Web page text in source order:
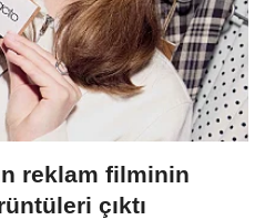
reklam filminin
çıktı